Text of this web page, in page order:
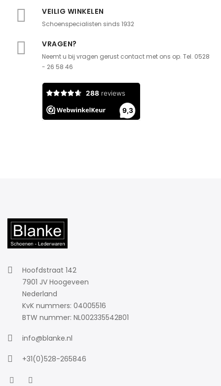
VEILIG WINKELEN
Schoenspecialisten sinds 1932
VRAGEN?
Neemt u bij vragen gerust contact met ons op. Tel. 0528
- 26 58 46
Hoofdstraat 142
7901 JV Hoogeveen
Nederland
KvK nummers: 04005516
BTW nummer: NL002335542B01
info@blanke.nl
+31(0)528-265846